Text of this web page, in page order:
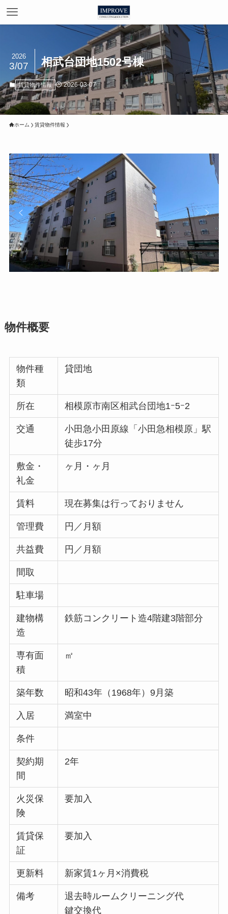
相武台団地1502号棟
2026
3/07
賃貸物件情報 2026-03-07
ホーム 賃貸物件情報
物件概要
物件種
類
貸団地
所在 相模原市南区相武台団地1ｰ5ｰ2
交通
小田急小田原線「小田急相模原」駅
徒歩17分
敷金・
礼金
ヶ月・ヶ月
賃料 現在募集は行っておりません
管理費 円／月額
共益費 円／月額
間取
駐車場
建物構
造
鉄筋コンクリート造4階建3階部分
専有面
積
㎡
築年数 昭和43年（1968年）9月築
入居 満室中
条件
契約期
間
2年
火災保
険
要加入
賃貸保
証
要加入
更新料 新家賃1ヶ月×消費税
備考
退去時ルームクリーニング代
鍵交換代